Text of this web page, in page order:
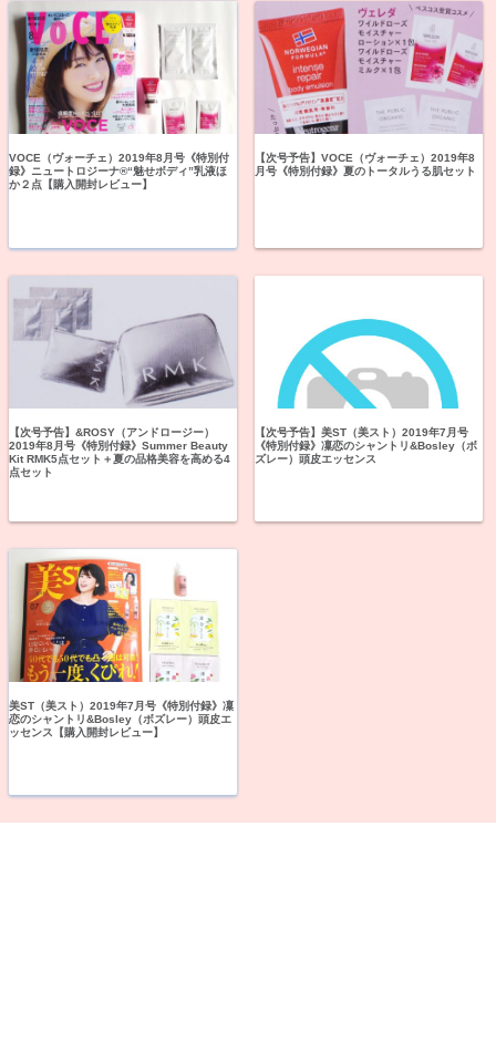
VOCE（ヴォーチェ）2019年8月号《特別付
録》ニュートロジーナ®“魅せボディ”乳液ほ
か２点【購入開封レビュー】
【次号予告】VOCE（ヴォーチェ）2019年8
月号《特別付録》夏のトータルうる肌セット
【次号予告】&ROSY（アンドロージー）
2019年8月号《特別付録》Summer Beauty
Kit RMK5点セット＋夏の品格美容を高める4
点セット
【次号予告】美ST（美スト）2019年7月号
《特別付録》凜恋のシャントリ&Bosley（ボ
ズレー）頭皮エッセンス
美ST（美スト）2019年7月号《特別付録》凜
恋のシャントリ&Bosley（ボズレー）頭皮エ
ッセンス【購入開封レビュー】